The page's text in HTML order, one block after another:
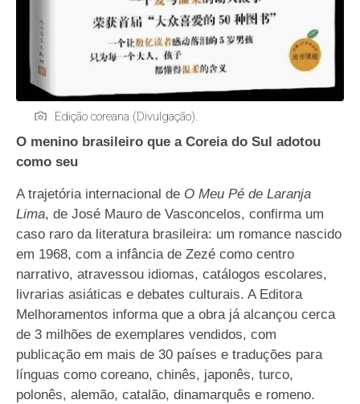
Edição coreana (Divulgação).
O menino brasileiro que a Coreia do Sul adotou
como seu
A trajetória internacional de O Meu Pé de Laranja
Lima, de José Mauro de Vasconcelos, confirma um
caso raro da literatura brasileira: um romance nascido
em 1968, com a infância de Zezé como centro
narrativo, atravessou idiomas, catálogos escolares,
livrarias asiáticas e debates culturais. A Editora
Melhoramentos informa que a obra já alcançou cerca
de 3 milhões de exemplares vendidos, com
publicação em mais de 30 países e traduções para
línguas como coreano, chinês, japonês, turco,
polonês, alemão, catalão, dinamarquês e romeno.